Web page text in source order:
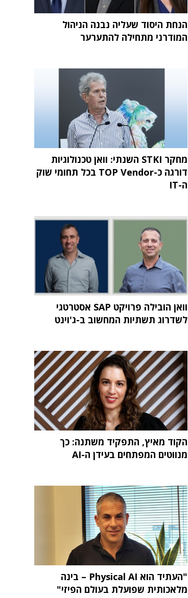
הנחת היסוד שעליה נבנה הניהול
המודרני מתחילה להתערער
מחקר STKI השנתי: וואן טכנולוגיות
דורגה כ-TOP Vendor בכל תחומי שוק
ה-IT
וואן הובילה פרויקט SAP אסטרטגי
לשדרוג תשתיות המחשוב ב-ג'וינט
הקוד מאיץ, התפקיד משתנה: כך
מנווטים המפתחים בעידן ה-AI
"העתיד הוא Physical AI – בינה
מלאכותית שפועלת בעולם הפיזי"